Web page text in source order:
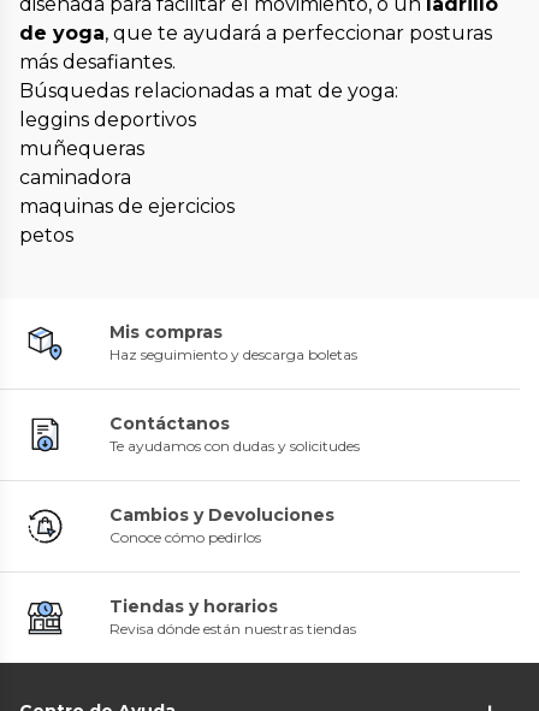
de yoga, que te ayudará a perfeccionar posturas
más desafiantes.
Búsquedas relacionadas a mat de yoga:
leggins deportivos
muñequeras
caminadora
maquinas de ejercicios
petos
Mis compras
Haz seguimiento y descarga boletas
Contáctanos
Te ayudamos con dudas y solicitudes
Cambios y Devoluciones
Conoce cómo pedirlos
Tiendas y horarios
Revisa dónde están nuestras tiendas